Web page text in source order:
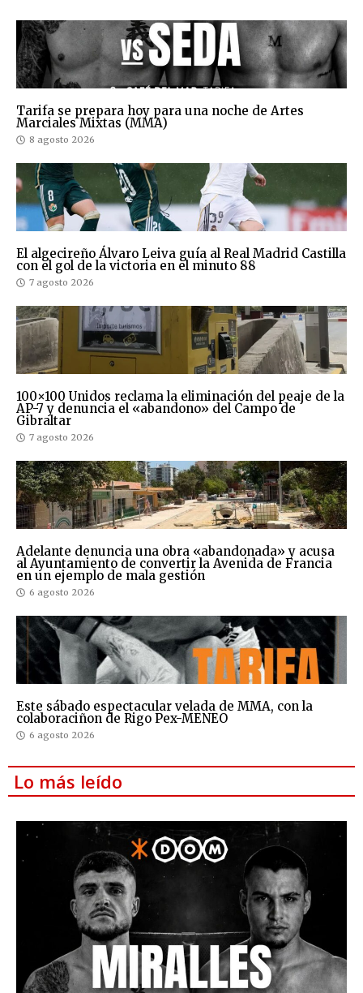
Tarifa se prepara hoy para una noche de Artes
Marciales Mixtas (MMA)
8 agosto 2026
El algecireño Álvaro Leiva guía al Real Madrid Castilla
con el gol de la victoria en el minuto 88
7 agosto 2026
100×100 Unidos reclama la eliminación del peaje de la
AP-7 y denuncia el «abandono» del Campo de
Gibraltar
7 agosto 2026
Adelante denuncia una obra «abandonada» y acusa
al Ayuntamiento de convertir la Avenida de Francia
en un ejemplo de mala gestión
6 agosto 2026
Este sábado espectacular velada de MMA, con la
colaboraciñon de Rigo Pex-MENEO
6 agosto 2026
Lo más leído